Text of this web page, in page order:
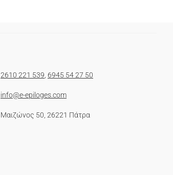
2610 221 539, 6945 54 27 50
info@e-epiloges.com
Μαιζώνος 50, 26221 Πάτρα